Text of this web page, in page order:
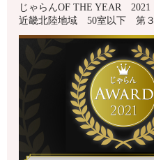
じゃらんOF THE YEAR 2021
近畿北陸地域 50室以下 第